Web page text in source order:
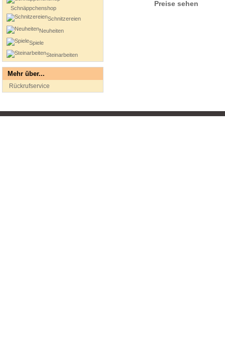
Preise sehen
Schnäppchenshop
Schnitzereien
Neuheiten
Spiele
Steinarbeiten
Mehr über...
Rückrufservice